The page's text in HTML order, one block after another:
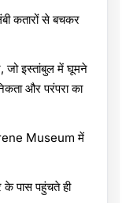
कतारों से बचकर
इस्तांबुल में घूमने
और परंपरा का
Museum में
पास पहुंचते ही